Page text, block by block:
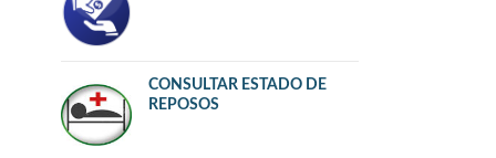
CONSULTAR ESTADO DE
REPOSOS